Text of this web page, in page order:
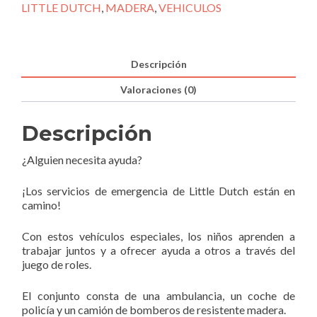
LITTLE DUTCH, MADERA,VEHICULOS
Descripción
Valoraciones (0)
Descripción
¿Alguien necesita ayuda?
¡Los servicios de emergencia de Little Dutch están en
camino!
Con estos vehículos especiales, los niños aprenden a
trabajar juntos y a ofrecer ayuda a otros a través del
juego de roles.
El conjunto consta de una ambulancia, un coche de
policía y un camión de bomberos de resistente madera.